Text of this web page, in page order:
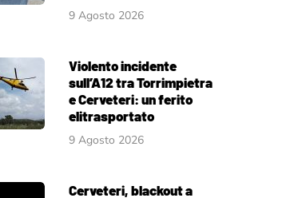
9 Agosto 2026
Violento incidente
sull’A12 tra Torrimpietra
e Cerveteri: un ferito
elitrasportato
9 Agosto 2026
Cerveteri, blackout a